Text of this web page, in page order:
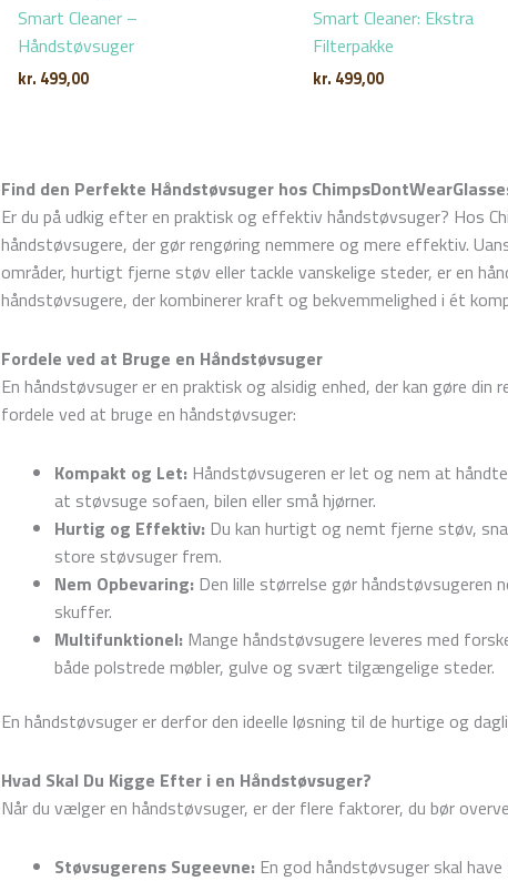
Smart Cleaner –
Håndstøvsuger
kr. 499,00
Smart Cleaner: Ekstra
Filterpakke
kr. 499,00
Find den Perfekte Håndstøvsuger hos
Er du på udkig efter en praktisk og effektiv håndstøvsuger? Hos
håndstøvsugere, der gør rengøring nemmere og mere effektiv.
områder, hurtigt fjerne støv eller tackle vanskelige steder, er en
håndstøvsugere, der kombinerer kraft og bekvemmelighed i ét
Fordele ved at Bruge en Håndstøvsuger
En håndstøvsuger er en praktisk og alsidig enhed, der kan gøre
fordele ved at bruge en håndstøvsuger:
Kompakt og Let: Håndstøvsugeren er let og nem at
at støvsuge sofaen, bilen eller små hjørner.
Hurtig og Effektiv: Du kan hurtigt og nemt fjerne støv,
store støvsuger frem.
Nem Opbevaring: Den lille størrelse gør håndstøvsugeren
skuffer.
Multifunktionel: Mange håndstøvsugere leveres med
både polstrede møbler, gulve og svært tilgængelige steder.
En håndstøvsuger er derfor den ideelle løsning til de hurtige og
Hvad Skal Du Kigge Efter i en Håndstøvsuger?
Når du vælger en håndstøvsuger, er der flere faktorer, du bør
Støvsugerens Sugeevne: En god håndstøvsuger skal